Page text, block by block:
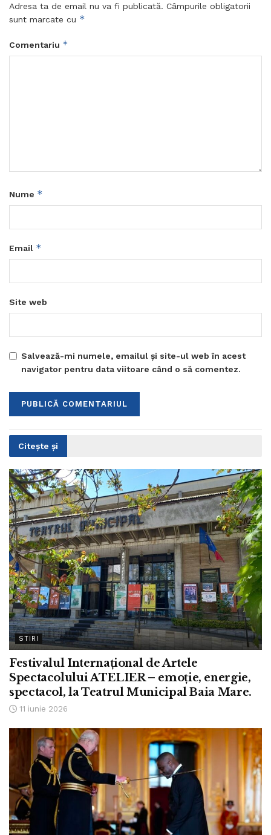
Adresa ta de email nu va fi publicată. Câmpurile obligatorii
sunt marcate cu *
Comentariu *
Nume *
Email *
Site web
Salvează-mi numele, emailul și site-ul web în acest
navigator pentru data viitoare când o să comentez.
Citește și
STIRI
Festivalul Internațional de Artele
Spectacolului ATELIER – emoție, energie,
spectacol, la Teatrul Municipal Baia Mare.
11 iunie 2026